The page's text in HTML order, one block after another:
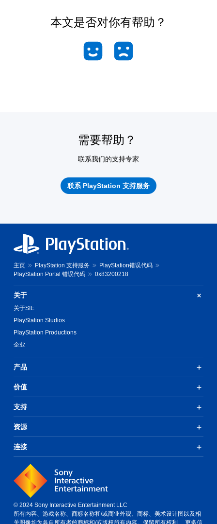
本文是否对你有帮助？
需要帮助？
联系我们的支持专家
联系 PlayStation 支持服务
主页 PlayStation 支持服务
PlayStation错误代码
PlayStation Portal 错误代码
0x83200218
关于
关于SIE
PlayStation Studios
PlayStation Productions
企业
产品
价值
支持
资源
连接
© 2024 Sony Interactive Entertainment LLC
所有内容、游戏名称、商标名称和/或商业外观、商标、美术设计图以及相
关图像均为各自所有者的商标和/或版权所有内容。保留所有权利。 更多信